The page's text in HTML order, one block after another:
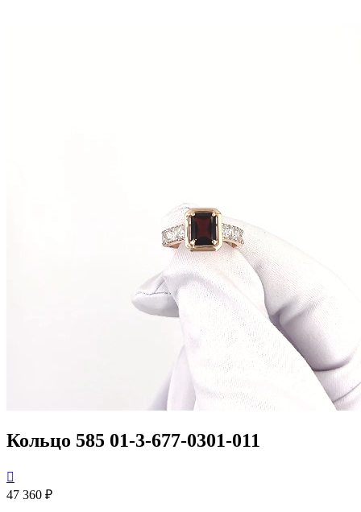
Кольцо 585 01-3-677-0301-011

47 360 ₽